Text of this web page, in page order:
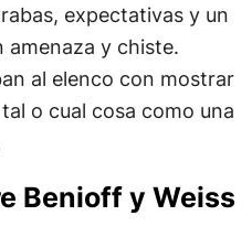
expectativas y un
y chiste.
al elenco con mostrar
o cual cosa como una
Benioff y Weiss